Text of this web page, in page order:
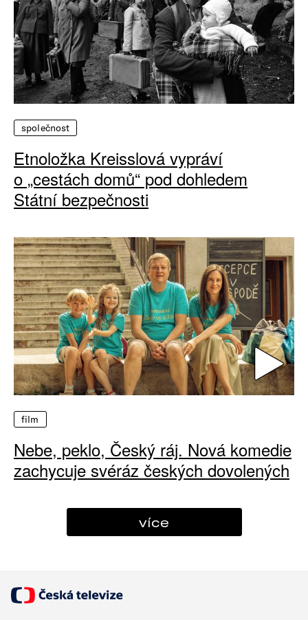
společnost
Etnoložka Kreisslová vypráví
o „cestách domů“ pod dohledem
Státní bezpečnosti
film
Nebe, peklo, Český ráj. Nová komedie
zachycuje svéráz českých dovolených
více